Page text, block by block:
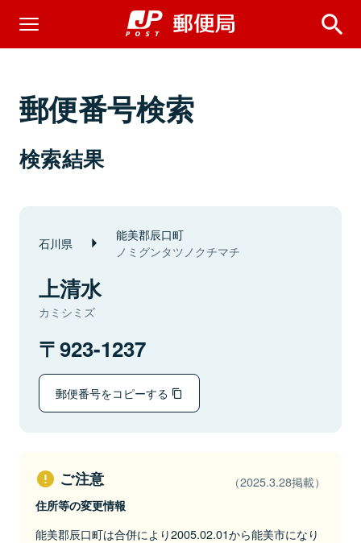
郵便番号検索
検索結果
石川県 能美郡辰口町
ノミグンタツノクチマチ
上清水
カミシミズ
923-1237
郵便番号をコピーする
ご注意 （2025.3.28掲載）
住所等の変更情報
能美郡辰口町は合併により2005.02.01から能美市になり